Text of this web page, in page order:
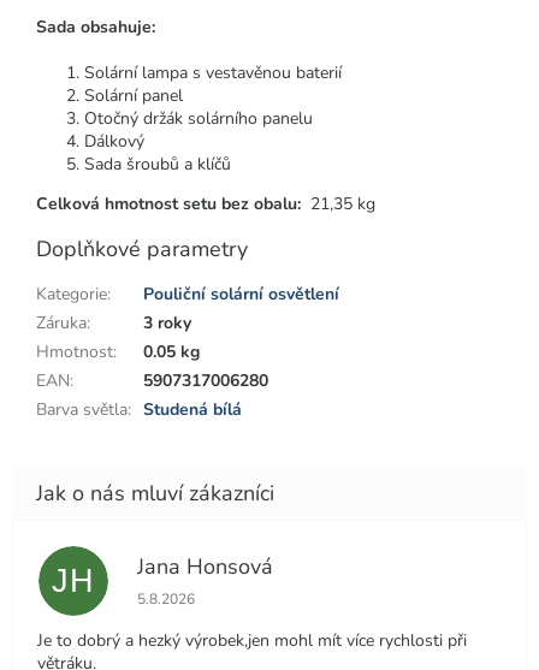
Sada obsahuje:
Solární lampa s vestavěnou baterií
Solární panel
Otočný držák solárního panelu
Dálkový
Sada šroubů a klíčů
Celková hmotnost setu bez obalu: 21,35 kg
Doplňkové parametry
Kategorie:
Pouliční solární osvětlení
Záruka:
3 roky
Hmotnost:
0.05 kg
EAN:
5907317006280
Barva světla: Studená bílá
JH Jana Honsová
Hodnocení obchodu je 5 z 5 hvězdiček.
5.8.2026
Je to dobrý a hezký výrobek,jen mohl mít více rychlosti při
větráku.